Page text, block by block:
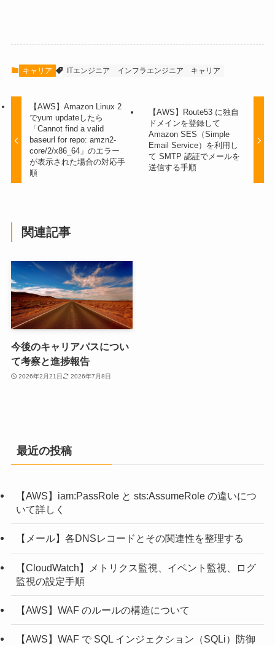
キャリア ITエンジニア インフラエンジニア キャリア
【AWS】Amazon Linux 2
でyum updateしたら
「Cannot find a valid
baseurl for repo: amzn2-
core/2/x86_64」のエラー
が表示された場合の対応手
順
【AWS】Route53 に独自
ドメインを登録して
Amazon SES（Simple
Email Service）を利用し
て SMTP 認証でメールを
送信する手順
関連記事
今後のキャリアパスについ
て考察と進捗報告
2026年2月21日 2026年7月8日
最近の投稿
【AWS】iam:PassRole と sts:AssumeRole の違いにつ
いて詳しく
【メール】各DNSレコードとその関連性を整理する
【CloudWatch】メトリクス監視、イベント監視、ログ
監視の設定手順
【AWS】WAF のルールの構造について
【AWS】WAF で SQL インジェクション（SQLi）防御